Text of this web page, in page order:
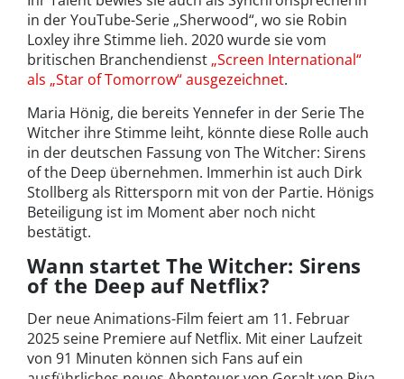
in der YouTube-Serie „Sherwood“, wo sie Robin
Loxley ihre Stimme lieh. 2020 wurde sie vom
britischen Branchendienst „Screen International“
als „Star of Tomorrow“ ausgezeichnet.
Maria Hönig, die bereits Yennefer in der Serie The
Witcher ihre Stimme leiht, könnte diese Rolle auch
in der deutschen Fassung von The Witcher: Sirens
of the Deep übernehmen. Immerhin ist auch Dirk
Stollberg als Rittersporn mit von der Partie. Hönigs
Beteiligung ist im Moment aber noch nicht
bestätigt.
Wann startet The Witcher: Sirens
of the Deep auf Netflix?
Der neue Animations-Film feiert am 11. Februar
2025 seine Premiere auf Netflix. Mit einer Laufzeit
von 91 Minuten können sich Fans auf ein